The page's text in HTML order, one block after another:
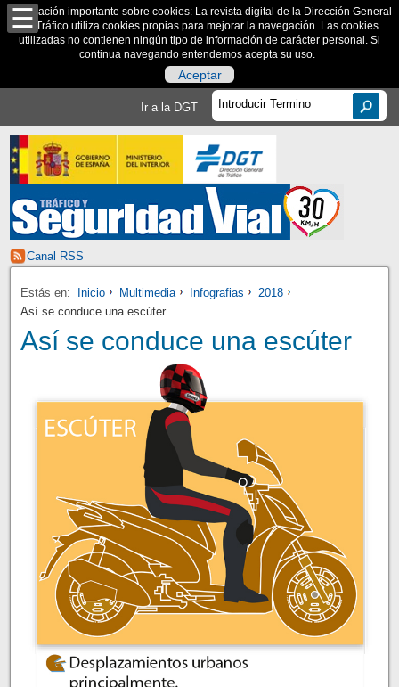
Información importante sobre cookies: La revista digital de la Dirección General
de Tráfico utiliza cookies propias para mejorar la navegación. Las cookies
utilizadas no contienen ningún tipo de información de carácter personal. Si
continua navegando entendemos acepta su uso.
Aceptar
Ir a la DGT
Canal RSS
Estás en: Inicio Multimedia Infografias
2018
Así se conduce una escúter
Así se conduce una escúter